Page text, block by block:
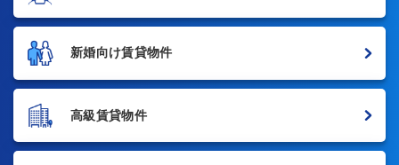
新婚向け賃貸物件
高級賃貸物件